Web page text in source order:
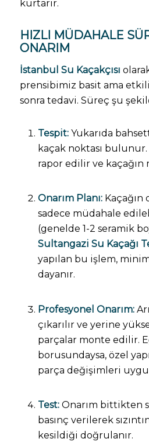
kurtarır.
HIZLI MÜDAHALE
ONARIM
İstanbul Su Kaçakçısı
prensibimiz basit ama
sonra tedavi. Süreç şu
Tespit:Yukarıda
kaçak noktası
rapor edilir ve kaçağın
Onarım Planı:Kaçağın
sadece müdahale
(genelde 1-2 seramik
Sultangazi Su Kaçağı
yapılan bu işlem,
dayanır.
Profesyonel Onarım:
çıkarılır ve yerine
parçalar monte edilir.
borusundaysa, özel
parça değişimleri
Test:Onarım bittikten
basınç verilerek
kesildiği doğrulanır.